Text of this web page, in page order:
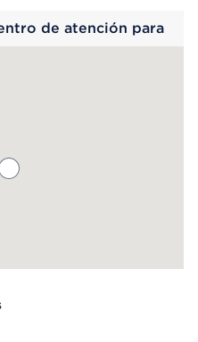
de atención para